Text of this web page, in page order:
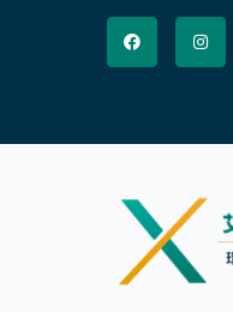
a
c
e
b
n
s
t
a
m